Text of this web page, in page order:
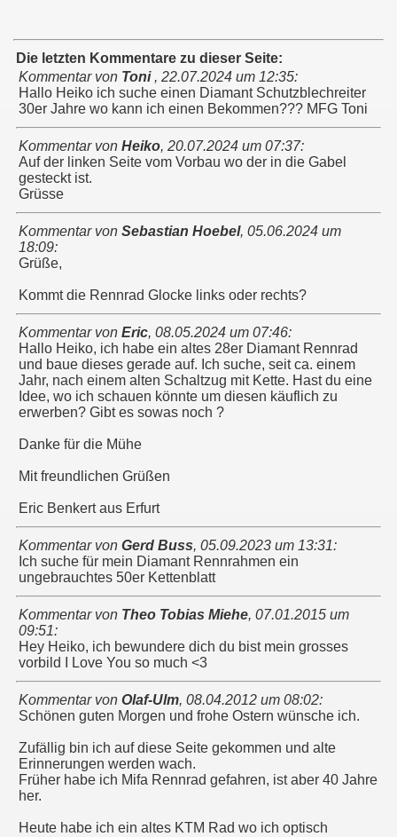
Die letzten Kommentare zu dieser Seite:
Kommentar von Toni , 22.07.2024 um 12:35:
Hallo Heiko ich suche einen Diamant Schutzblechreiter
30er Jahre wo kann ich einen Bekommen??? MFG Toni
Kommentar von Heiko, 20.07.2024 um 07:37:
Auf der linken Seite vom Vorbau wo der in die Gabel
gesteckt ist.
Grüsse
Kommentar von Sebastian Hoebel, 05.06.2024 um
18:09:
Grüße,
Kommt die Rennrad Glocke links oder rechts?
Kommentar von Eric, 08.05.2024 um 07:46:
Hallo Heiko, ich habe ein altes 28er Diamant Rennrad
und baue dieses gerade auf. Ich suche, seit ca. einem
Jahr, nach einem alten Schaltzug mit Kette. Hast du eine
Idee, wo ich schauen könnte um diesen käuflich zu
erwerben? Gibt es sowas noch ?
Danke für die Mühe
Mit freundlichen Grüßen
Eric Benkert aus Erfurt
Kommentar von Gerd Buss, 05.09.2023 um 13:31:
Ich suche für mein Diamant Rennrahmen ein
ungebrauchtes 50er Kettenblatt
Kommentar von Theo Tobias Miehe, 07.01.2015 um
09:51:
Hey Heiko, ich bewundere dich du bist mein grosses
vorbild I Love You so much <3
Kommentar von Olaf-Ulm, 08.04.2012 um 08:02:
Schönen guten Morgen und frohe Ostern wünsche ich.
Zufällig bin ich auf diese Seite gekommen und alte
Erinnerungen werden wach.
Früher habe ich Mifa Rennrad gefahren, ist aber 40 Jahre
her.
Heute habe ich ein altes KTM Rad wo ich optisch